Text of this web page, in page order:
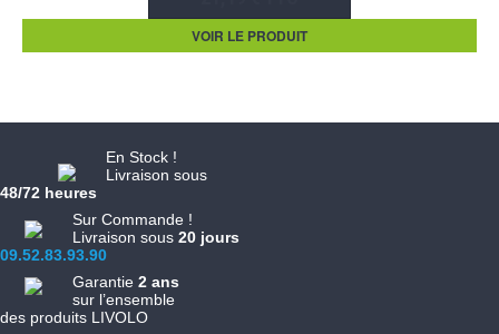
VOIR LE PRODUIT
En Stock !
Livraison sous
48/72 heures
Sur Commande !
Livraison sous 20 jours
09.52.83.93.90
Garantie 2 ans
sur l’ensemble
des produits LIVOLO